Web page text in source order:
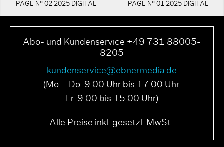
PAGE N° 02 2025 DIGITAL PAGE N° 01 2025 DIGITAL
Abo- und Kundenservice +49 731 88005-
8205
kundenservice@ebnermedia.de
(Mo. - Do. 9.00 Uhr bis 17.00 Uhr,
Fr. 9.00 bis 15.00 Uhr)
Alle Preise inkl. gesetzl. MwSt..